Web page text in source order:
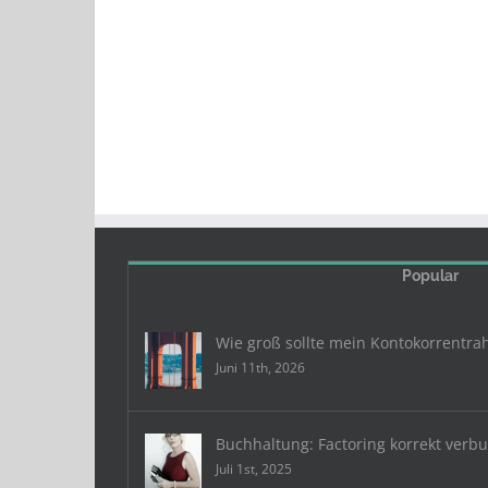
Popular
Wie groß sollte mein
Juni 11th, 2026
Buchhaltung: Factoring korrekt
Juli 1st, 2025